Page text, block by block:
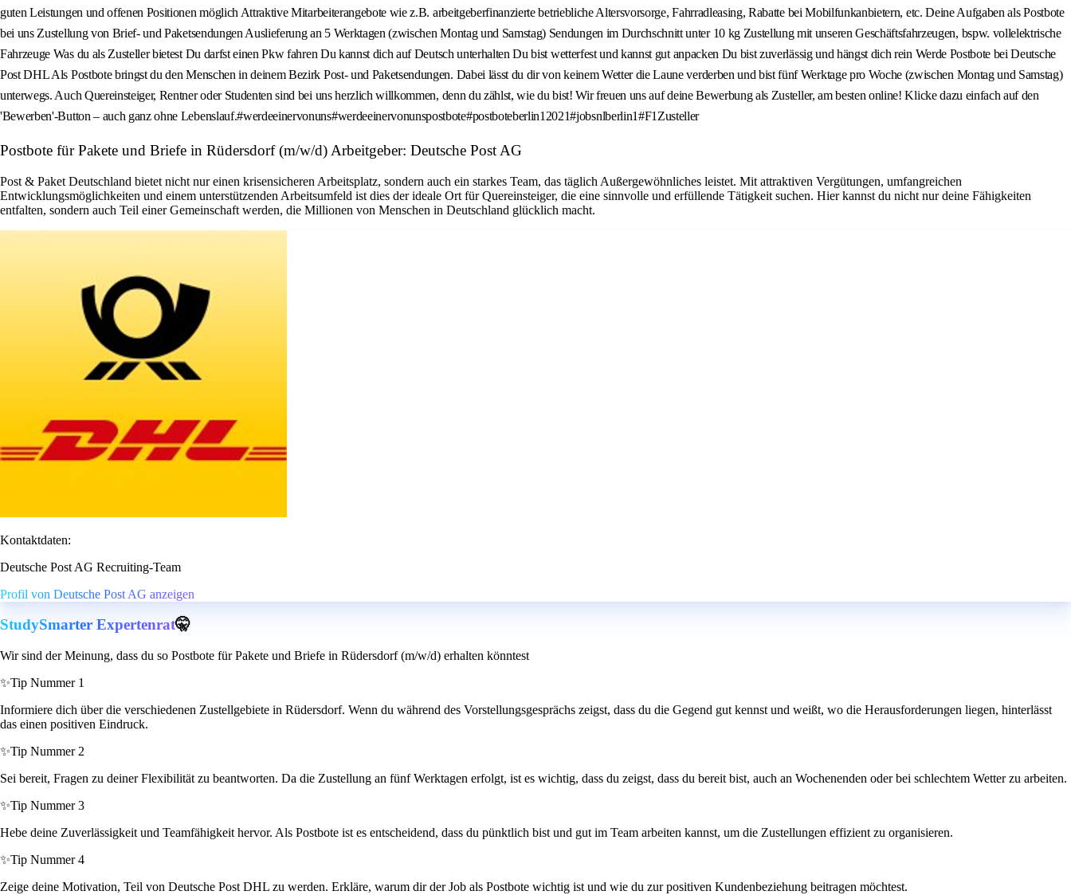
guten Leistungen und offenen Positionen möglich Attraktive Mitarbeiterangebote wie z.B. arbeitgeberfinanzierte betriebliche Altersvorsorge, Fahrradleasing, Rabatte bei Mobilfunkanbietern, etc. Deine Aufgaben als Postbote
bei uns Zustellung von Brief- und Paketsendungen Auslieferung an 5 Werktagen (zwischen Montag und Samstag) Sendungen im Durchschnitt unter 10 kg Zustellung mit unseren Geschäftsfahrzeugen, bspw. vollelektrische
Fahrzeuge Was du als Zusteller bietest Du darfst einen Pkw fahren Du kannst dich auf Deutsch unterhalten Du bist wetterfest und kannst gut anpacken Du bist zuverlässig und hängst dich rein Werde Postbote bei Deutsche
Post DHL Als Postbote bringst du den Menschen in deinem Bezirk Post- und Paketsendungen. Dabei lässt du dir von keinem Wetter die Laune verderben und bist fünf Werktage pro Woche (zwischen Montag und Samstag)
unterwegs. Auch Quereinsteiger, Rentner oder Studenten sind bei uns herzlich willkommen, denn du zählst, wie du bist! Wir freuen uns auf deine Bewerbung als Zusteller, am besten online! Klicke dazu einfach auf den
'Bewerben'-Button – auch ganz ohne Lebenslauf.#werdeeinervonuns#werdeeinervonunspostbote#postboteberlin12021#jobsnlberlin1#F1Zusteller
Postbote für Pakete und Briefe in Rüdersdorf (m/w/d) Arbeitgeber: Deutsche Post AG
Post & Paket Deutschland bietet nicht nur einen krisensicheren Arbeitsplatz, sondern auch ein starkes Team, das täglich Außergewöhnliches leistet. Mit attraktiven Vergütungen, umfangreichen
Entwicklungsmöglichkeiten und einem unterstützenden Arbeitsumfeld ist dies der ideale Ort für Quereinsteiger, die eine sinnvolle und erfüllende Tätigkeit suchen. Hier kannst du nicht nur deine Fähigkeiten
entfalten, sondern auch Teil einer Gemeinschaft werden, die Millionen von Menschen in Deutschland glücklich macht.
Kontaktdaten:
Deutsche Post AG Recruiting-Team
Profil von Deutsche Post AG anzeigen
StudySmarter Expertenrat🤫
Wir sind der Meinung, dass du so Postbote für Pakete und Briefe in Rüdersdorf (m/w/d) erhalten könntest
✨Tip Nummer 1
Informiere dich über die verschiedenen Zustellgebiete in Rüdersdorf. Wenn du während des Vorstellungsgesprächs zeigst, dass du die Gegend gut kennst und weißt, wo die Herausforderungen liegen, hinterlässt
das einen positiven Eindruck.
✨Tip Nummer 2
Sei bereit, Fragen zu deiner Flexibilität zu beantworten. Da die Zustellung an fünf Werktagen erfolgt, ist es wichtig, dass du zeigst, dass du bereit bist, auch an Wochenenden oder bei schlechtem Wetter zu arbeiten.
✨Tip Nummer 3
Hebe deine Zuverlässigkeit und Teamfähigkeit hervor. Als Postbote ist es entscheidend, dass du pünktlich bist und gut im Team arbeiten kannst, um die Zustellungen effizient zu organisieren.
✨Tip Nummer 4
Zeige deine Motivation, Teil von Deutsche Post DHL zu werden. Erkläre, warum dir der Job als Postbote wichtig ist und wie du zur positiven Kundenbeziehung beitragen möchtest.